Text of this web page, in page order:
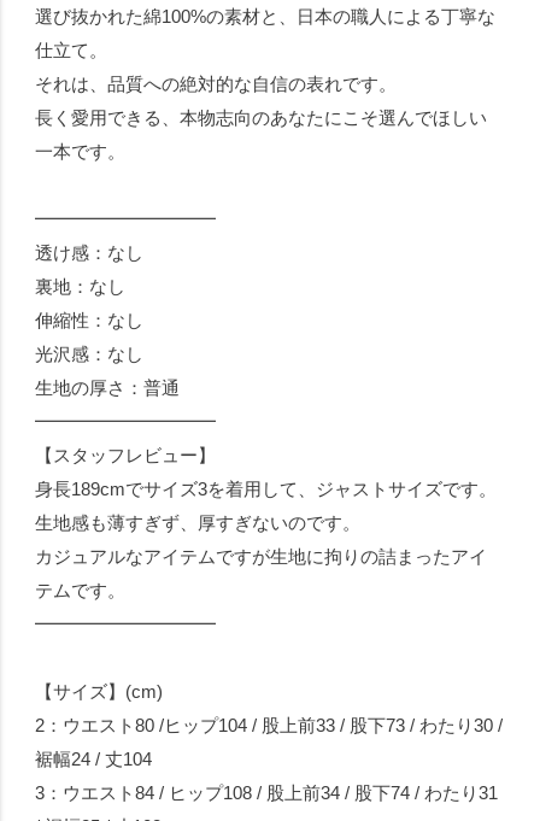
選び抜かれた綿100%の素材と、日本の職人による丁寧な
仕立て。
それは、品質への絶対的な自信の表れです。
長く愛用できる、本物志向のあなたにこそ選んでほしい
一本です。
━━━━━━━━━━
透け感：なし
裏地：なし
伸縮性：なし
光沢感：なし
生地の厚さ：普通
━━━━━━━━━━
【スタッフレビュー】
身長189cmでサイズ3を着用して、ジャストサイズです。
生地感も薄すぎず、厚すぎないのです。
カジュアルなアイテムですが生地に拘りの詰まったアイ
テムです。
━━━━━━━━━━
【サイズ】(cm)
2：ウエスト80 /ヒップ104 / 股上前33 / 股下73 / わたり30 /
裾幅24 / 丈104
3：ウエスト84 / ヒップ108 / 股上前34 / 股下74 / わたり31